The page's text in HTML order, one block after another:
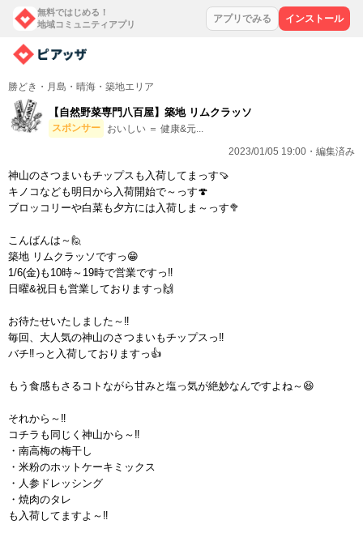
無料ではじめる！
地域コミュニティアプリ
アプリでみる インストール
勝どき・月島・晴海・築地エリア
【自然野菜専門八百屋】築地 リムクラッソ
スポンサー おいしい ＝ 健康&元...
2023/01/05 19:00・編集済み
神山のさつまいもチップスも入荷してまっす🍠
キノコなども明日から入荷開始で～っす🍄
ブロッコリーや白菜も夕方には入荷しま～っす🥦
こんばんは～🙋
築地 リムクラッソですっ😁
1/6(金)も10時～19時で営業ですっ‼️
日曜&祝日も営業しておりますっ🙌
お待たせいたしました～‼️
毎回、大人気の神山のさつまいもチップスっ‼️
バチ‼️っと入荷しておりますっ👍
もう食感もさるコトながら甘みと塩っ気が絶妙なんですよね～😆
それから～‼️
コチラも同じく神山から～‼️
・南高梅の梅干し
・米粉のホットケーキミックス
・人参ドレッシング
・焼肉のタレ
も入荷してますよ～‼️